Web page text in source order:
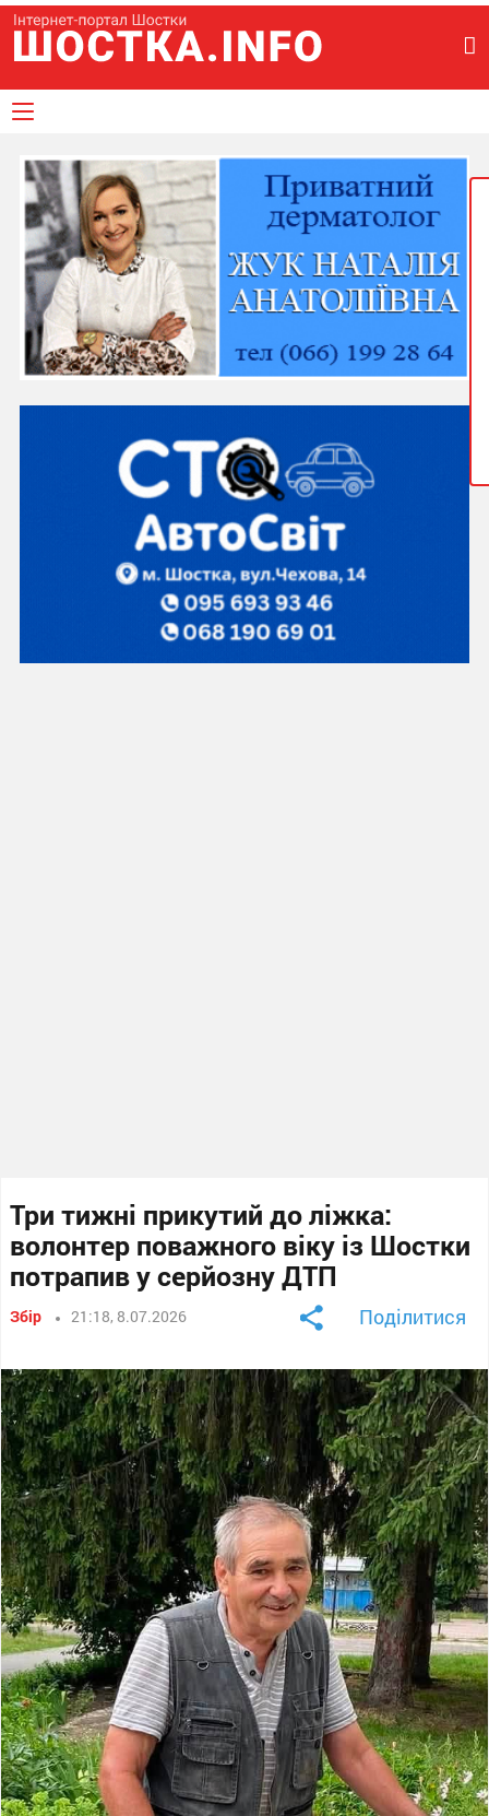
Три тижні прикутий до ліжка:
волонтер поважного віку із Шостки
потрапив у серйозну ДТП
Збір 21:18, 8.07.2026 Поділитися